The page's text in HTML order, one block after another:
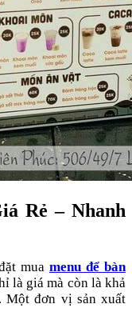
Rẻ – Nhanh
mua menu để bàn
là giá mà còn là khả
Một đơn vị sản xuất